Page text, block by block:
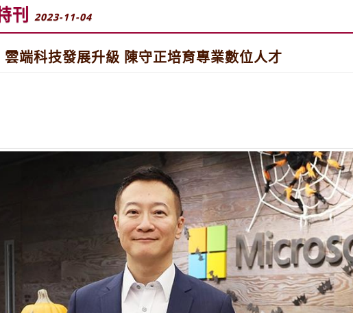
刊 2023-11-04
雲端科技發展升級 陳守正培育專業數位人才